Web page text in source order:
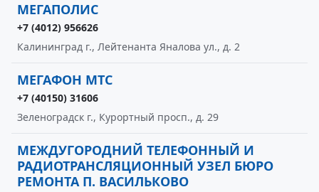
МЕГАПОЛИС
+7 (4012) 956626
Калининград г., Лейтенанта Яналова ул., д. 2
МЕГАФОН МТС
+7 (40150) 31606
Зеленоградск г., Курортный просп., д. 29
МЕЖДУГОРОДНИЙ ТЕЛЕФОННЫЙ И
РАДИОТРАНСЛЯЦИОННЫЙ УЗЕЛ БЮРО
РЕМОНТА П. ВАСИЛЬКОВО